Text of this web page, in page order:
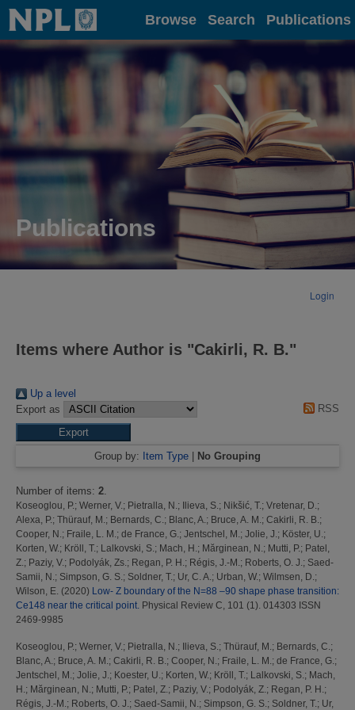
Home Browse Search Publications
Publications
Login
Items where Author is "Cakirli, R. B."
Up a level
Export as
RSS
Group by: Item Type | No Grouping
Number of items: 2
Koseoglou, P.; Werner, V. ; Pietralla, N. ; Ilieva, S. ; Nikšić, T. ; Vretenar, D. ;
Alexa, P.; Thürauf, M. ; Bernards, C. ; Blanc, A. ; Bruce, A. M. ; Cakirli, R. B. ;
Cooper, N. ; Fraile, L. M. ; de France, G. ; Jentschel, M. ; Jolie, J. ; Köster, U. ;
Korten, W. ; Kröll, T. ; Lalkovski, S. ; Mach, H. ; Mărginean, N. ; Mutti, P.; Patel,
Z. ; Paziy, V. ; Podolyák, Zs. ; Regan, P. H. ; Régis, J.-M. ; Roberts, O. J. ; Saed-
Samii, N. ; Simpson, G. S. ; Soldner, T. ; Ur, C. A. ; Urban, W. ; Wilmsen, D. ;
Wilson, E. (2020) Low- Z boundary of the N=88 –90 shape phase transition:
Ce148 near the critical point. Physical Review C, 101 (1). 014303 ISSN
2469-9985
Koseoglou, P.; Werner, V. ; Pietralla, N. ; Ilieva, S. ; Thürauf, M. ; Bernards, C. ;
Blanc, A. ; Bruce, A. M. ; Cakirli, R. B. ; Cooper, N. ; Fraile, L. M. ; de France, G. ;
Jentschel, M. ; Jolie, J. ; Koester, U. ; Korten, W. ; Kröll, T. ; Lalkovski, S. ; Mach,
H. ; Mărginean, N. ; Mutti, P.; Patel, Z. ; Paziy, V. ; Podolyák, Z. ; Regan, P. H. ;
Régis, J.-M. ; Roberts, O. J. ; Saed-Samii, N. ; Simpson, G. S. ; Soldner, T. ; Ur,